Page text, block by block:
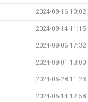
2024-08-16 10:02
2024-08-14 11:15
2024-08-06 17:32
2024-08-01 13:00
2024-06-28 11:23
2024-06-14 12:58